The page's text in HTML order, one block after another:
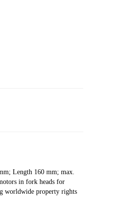
Length 160 mm; max.
in fork heads for
worldwide property rights